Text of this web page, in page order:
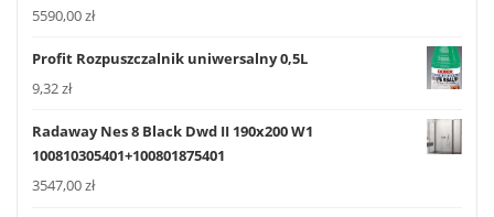
5590,00zł
Profit Rozpuszczalnik uniwersalny 0,5L
9,32zł
Radaway Nes 8 Black Dwd II 190x200 W1
100810305401+100801875401
3547,00zł